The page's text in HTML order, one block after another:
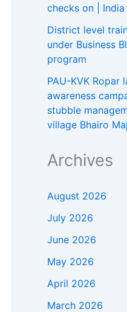
checks on | India
District level
under Business
program
PAU-KVK Ropar
awareness
stubble
village Bhairo
Archives
August 2026
July 2026
June 2026
May 2026
April 2026
March 2026